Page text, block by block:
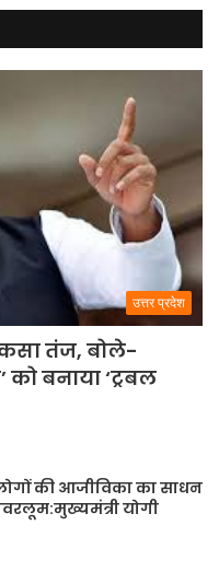
उत्तर प्रदेश
तंज, बोले-
बनाया ‘ट्रबल
की आजीविका का साधन
योगी